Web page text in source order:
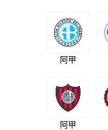
阿甲
阿甲